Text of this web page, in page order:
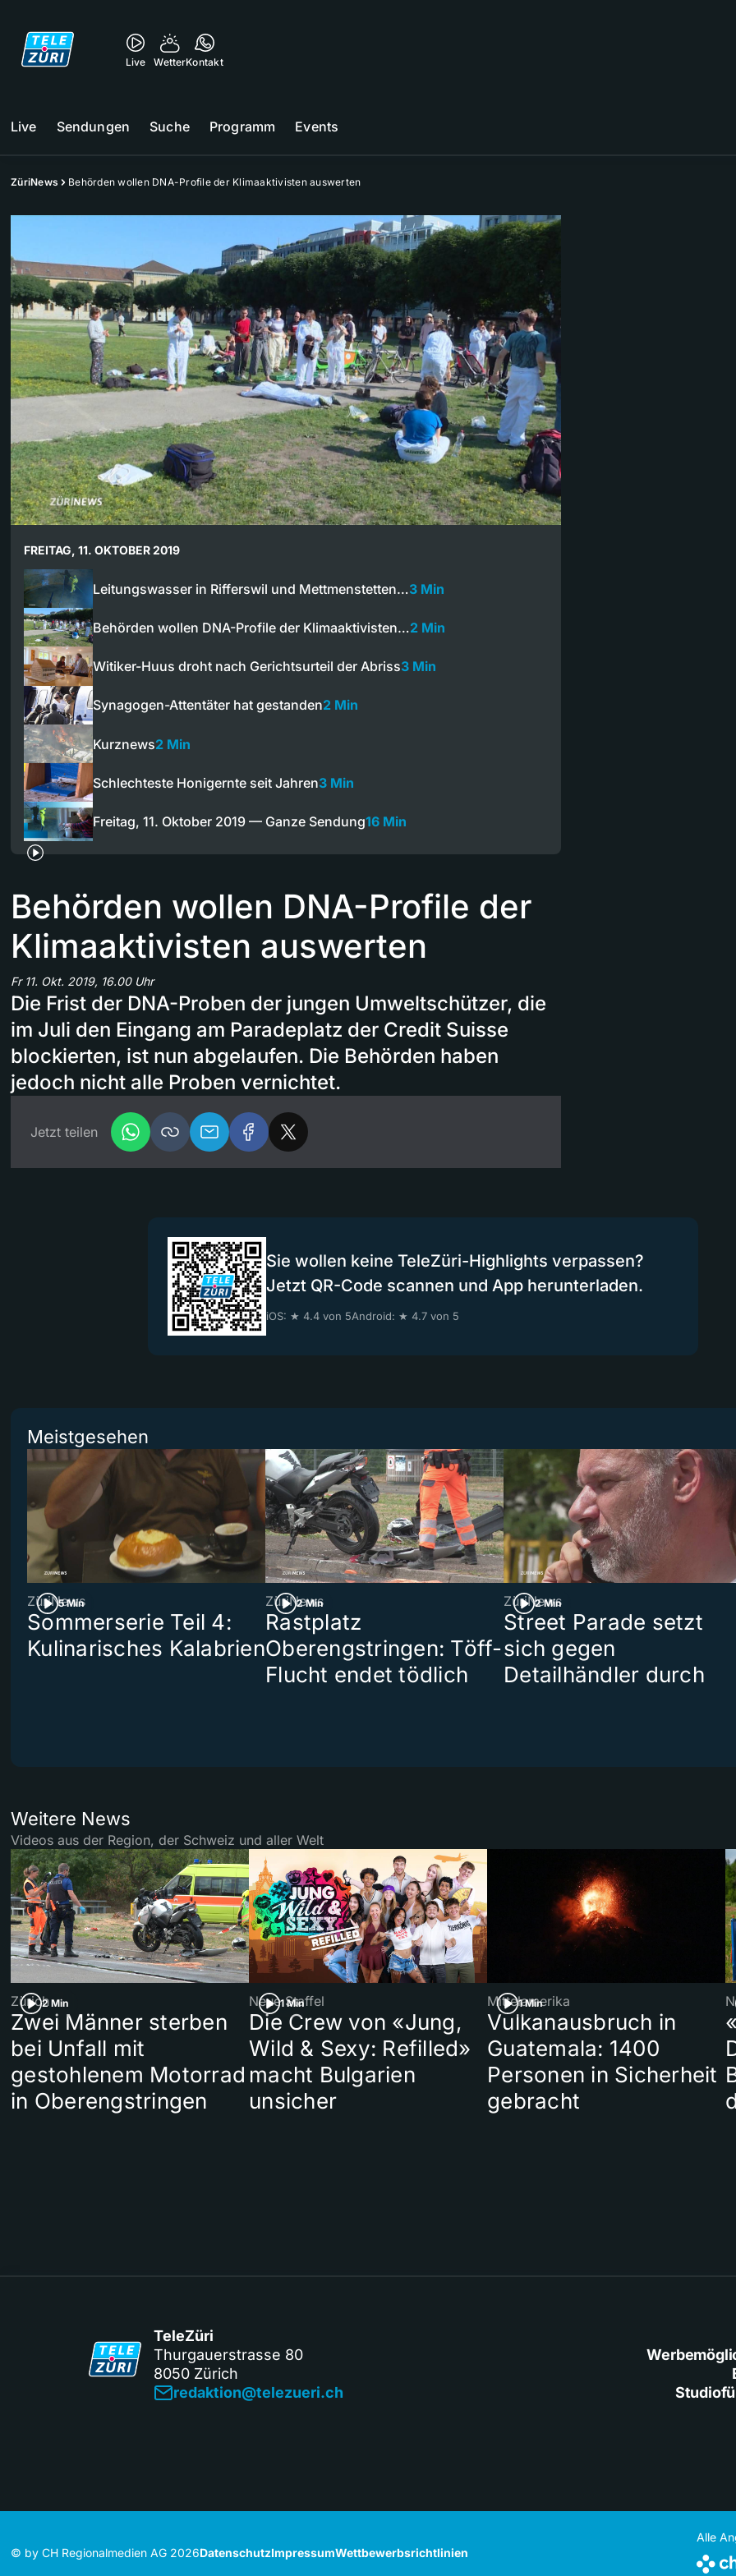
Live WetterKontakt
Live Sendungen Suche Programm Events
ZüriNews Behörden wollen DNA-Profile der Klimaaktivisten auswerten
FREITAG, 11. OKTOBER 2019
Leitungswasser in Rifferswil und Mettmenstetten…3 Min
Behörden wollen DNA-Profile der Klimaaktivisten…2 Min
Witiker-Huus droht nach Gerichtsurteil der Abriss3 Min
Synagogen-Attentäter hat gestanden2 Min
Kurznews2 Min
Schlechteste Honigernte seit Jahren3 Min
Freitag, 11. Oktober 2019 — Ganze Sendung16 Min
Behörden wollen DNA-Profile der
Klimaaktivisten auswerten
Fr 11. Okt. 2019, 16.00 Uhr
Die Frist der DNA-Proben der jungen Umweltschützer, die
im Juli den Eingang am Paradeplatz der Credit Suisse
blockierten, ist nun abgelaufen. Die Behörden haben
jedoch nicht alle Proben vernichtet.
Jetzt teilen
Sie wollen keine TeleZüri-Highlights verpassen?
Jetzt QR-Code scannen und App herunterladen.
iOS: ★ 4.4 von 5Android: ★ 4.7 von 5
Meistgesehen
5 Min
ZüriNews
Sommerserie Teil 4:
Kulinarisches Kalabrien
2 Min
ZüriNews
Rastplatz
Oberengstringen: Töff-
Flucht endet tödlich
2 Min
ZüriNews
Street Parade setzt
sich gegen
Detailhändler durch
Weitere News
Videos aus der Region, der Schweiz und aller Welt
2 Min
Zürich
Zwei Männer sterben
bei Unfall mit
gestohlenem Motorrad
in Oberengstringen
1 Min
Neue Staffel
Die Crew von «Jung,
Wild & Sexy: Refilled»
macht Bulgarien
unsicher
1 Min
Mittelamerika
Vulkanausbruch in
Guatemala: 1400
Personen in Sicherheit
gebracht
TeleZüri
Thurgauerstrasse 80
8050 Zürich
redaktion@telezueri.ch
© by CH Regionalmedien AG 2026DatenschutzImpressumWettbewerbsrichtlinien
Alle